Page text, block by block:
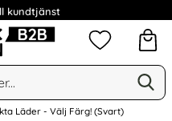
kundtjänst
på Narse Group AB
Mina
Läder - Välj Färg! (Svart)